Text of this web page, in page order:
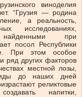
виноделия
“Грузия — родина
а реальность,
исследованиях,
найденными при
посол Республики
При этом особое
ряд других факторов
местной лозы,
до наших дней
реликтовые
напитки,